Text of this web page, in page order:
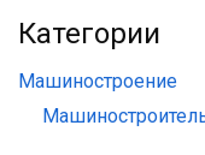
Категории
Машиностроение